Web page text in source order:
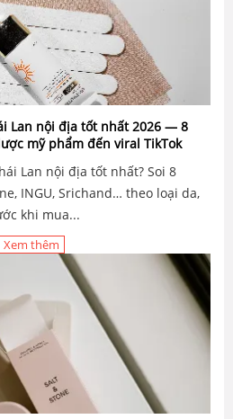
Lan nội địa tốt nhất 2026 — 8
mỹ phẩm đến viral TikTok
Lan nội địa tốt nhất? Soi 8
INGU, Srichand… theo loại da,
khi mua...
Xem thêm